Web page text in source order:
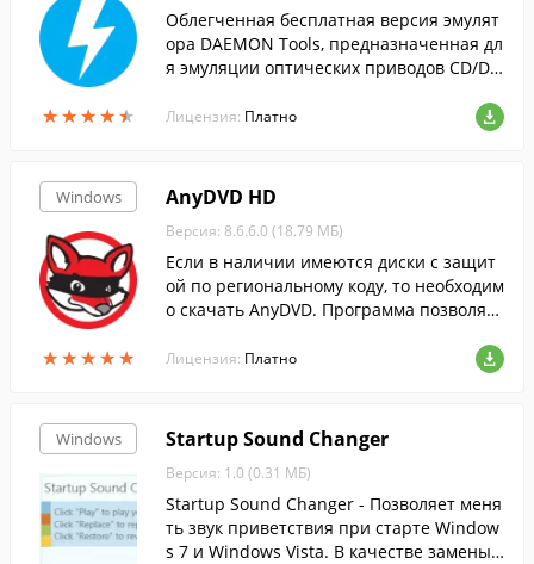
★★★★★
★★★★★
Облегченная бесплатная версия эмулят
ора DAEMON Tools, предназначенная дл
я эмуляции оптических приводов CD/DV
Лицензия: Платно
Windows
★★★★★
★★★★★
AnyDVD HD
Версия: 8.6.6.0 (18.79 МБ)
Если в наличии имеются диски с защит
ой по региональному коду, то необходим
о скачать AnyDVD. Программа позволяет
на DVD- носители на ПК с DVD-ROM.
Лицензия: Платно
Windows Startup Sound Changer
Версия: 1.0 (0.31 МБ)
Startup Sound Changer - Позволяет меня
ть звук приветствия при старте Window
s 7 и Windows Vista. В качестве замены